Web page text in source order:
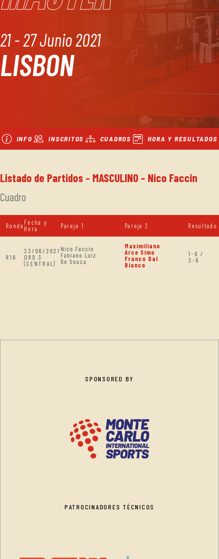
21 - 27 Junio 2021
LISBON
INFO INSCRITOS CUADROS HORA Y RESULTADOS
Listado de Partidos - MASCULINO - Nico Faccin
Cuadro
Ronda Fecha y
Hora
Pareja 1 Pareja 2 Resultado
R16
23/06/2021
ORD.3
(CENTRAL)
Nico Faccin
Fabiano Luiz
De Souza
Maximiliano
Arce Simo
Franco Dal
Bianco
1-6 /
3-6
SPONSORED BY
PATROCINADORES TÉCNICOS